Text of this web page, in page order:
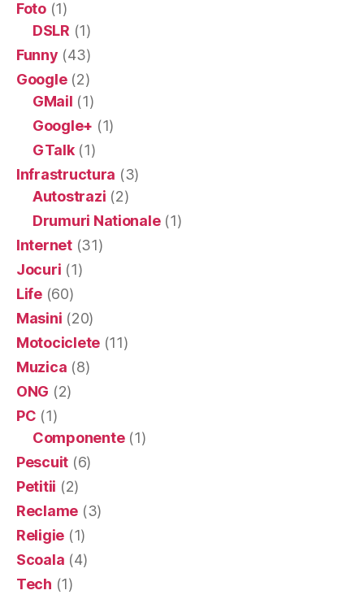
Foto(1)
DSLR (1)
Funny (43)
Google(2)
GMail (1)
Google+ (1)
GTalk(1)
Infrastructura (3)
Autostrazi (2)
Drumuri Nationale(1)
Internet(31)
Jocuri (1)
Life(60)
Masini (20)
Motociclete (11)
Muzica (8)
ONG (2)
PC (1)
Componente(1)
Pescuit (6)
Petitii (2)
Reclame (3)
Religie (1)
Scoala (4)
Tech (1)